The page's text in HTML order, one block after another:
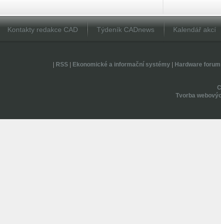
Kontakty redakce CAD Týdeník CADnews Kalendář akcí
RSS| Ekonomické a informační systémy| Hardware forum
Tvorba